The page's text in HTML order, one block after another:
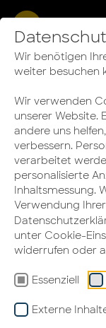
Wir benötigen
weiter besuchen
Wir verwenden
unserer Website.
andere uns
verbessern.
verarbeitet
personalisierte
Inhaltsmessung.
Verwendung
unter Cookie-
widerrufen oder
Essenziell
Externe
HOMEOFFICE
arbeite